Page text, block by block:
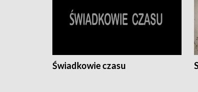
Świadkowie czasu